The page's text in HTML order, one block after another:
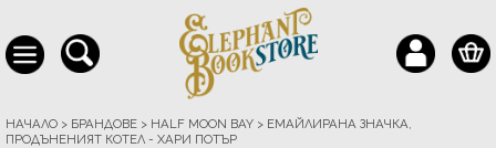
НАЧАЛО > БРАНДОВЕ > HALF MOON BAY > ЕМАЙЛИРАНА ЗНАЧКА,
ПРОДЪНЕНИЯТ КОТЕЛ - ХАРИ ПОТЪР